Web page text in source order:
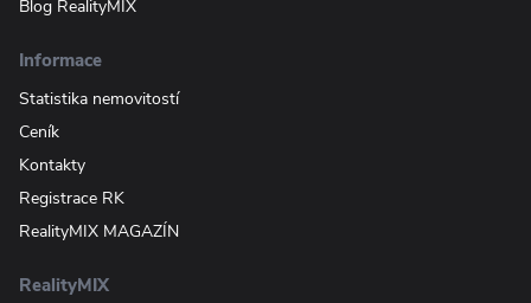
Blog RealityMIX
Informace
Statistika nemovitostí
Ceník
Kontakty
Registrace RK
RealityMIX MAGAZÍN
RealityMIX